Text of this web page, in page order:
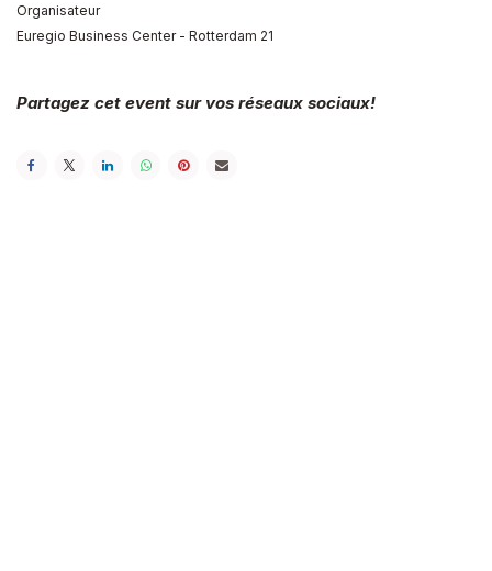
Organisateur
Euregio Business Center - Rotterdam 21
Partagez cet event sur vos réseaux sociaux!